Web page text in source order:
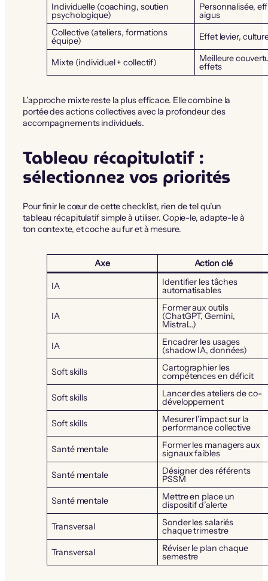
Individuelle (coaching, soutien
psychologique)
Personnalisée,
aigus
Collective (ateliers, formations
équipe) Effet levier,
Mixte (individuel + collectif) Meilleure
effets
L’approche mixte reste la plus efficace. Elle combine la
portée des actions collectives avec la profondeur des
accompagnements individuels.
Tableau récapitulatif :
sélectionnez vos priorités
Pour finir le cœur de cette checklist, rien de tel qu’un
tableau récapitulatif simple à utiliser. Copie-le, adapte-le à
ton contexte, et coche au fur et à mesure.
Axe Action clé
IA Identifier les tâches
automatisables
IA
Former aux outils
(ChatGPT, Gemini,
Mistral…)
IA
Encadrer les usages
(shadow IA, données)
Soft skills
Cartographier les
compétences en déficit
Soft skills
Lancer des ateliers de co-
développement
Soft skills
Mesurer l’impact sur la
performance collective
Santé mentale
Former les managers aux
signaux faibles
Santé mentale
Désigner des référents
PSSM
Santé mentale
Mettre en place un
dispositif d’alerte
Transversal
Sonder les salariés
chaque trimestre
Transversal
Réviser le plan chaque
semestre